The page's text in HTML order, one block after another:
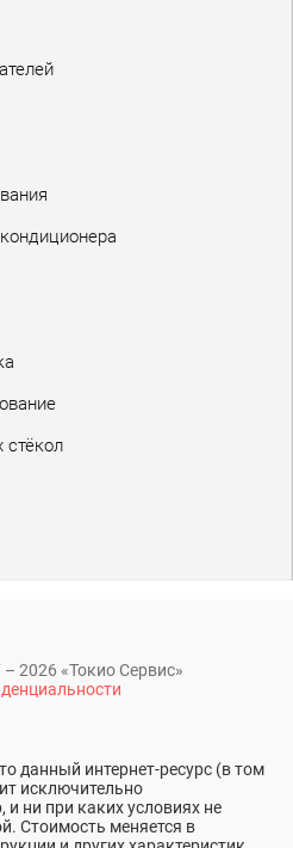
стёкол
2026 «Токио Сервис»
данный интернет-ресурс (в том
исключительно
ни при каких условиях не
Стоимость меняется в